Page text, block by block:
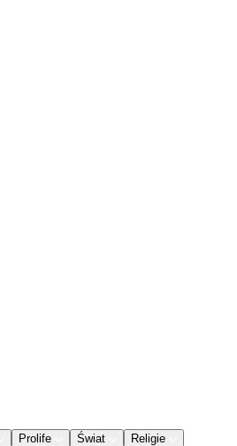
Prolife Świat
Religie